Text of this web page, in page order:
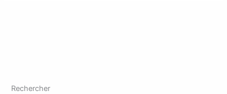
Rechercher